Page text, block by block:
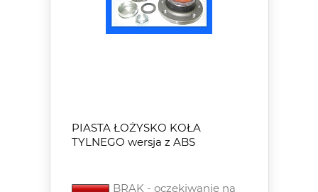
PIASTA ŁOŻYSKO KOŁA
TYLNEGO wersja z ABS
BRAK - oczekiwanie na